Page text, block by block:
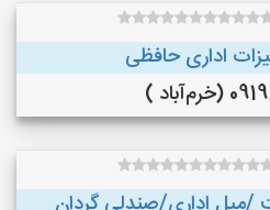
اداری حافظی
)